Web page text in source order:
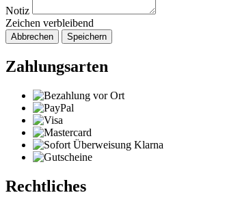
Notiz
Zeichen verbleibend
Abbrechen Speichern
Zahlungsarten
Rechtliches